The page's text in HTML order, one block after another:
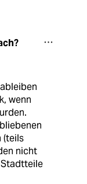
wenn
(teils
nicht